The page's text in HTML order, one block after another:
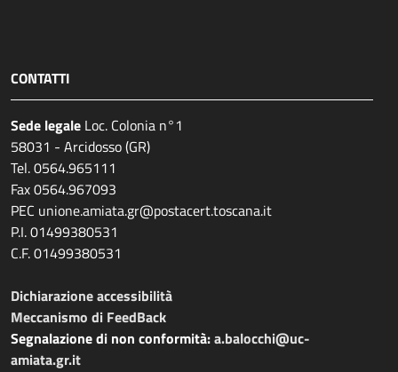
CONTATTI
Sede legale Loc. Colonia n°1
58031 - Arcidosso (GR)
Tel. 0564.965111
Fax 0564.967093
PEC unione.amiata.gr@postacert.toscana.it
P.I. 01499380531
C.F. 01499380531
Dichiarazione accessibilità
Meccanismo di FeedBack
Segnalazione di non conformità:a.balocchi@uc-
amiata.gr.it